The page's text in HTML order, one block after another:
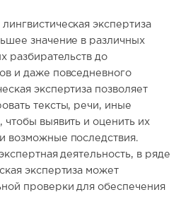
экспертиза
значение в различных
разбирательств до
и даже повседневного
экспертиза позволяет
тексты, речи, иные
выявить и оценить их
возможные последствия.
деятельность, в ряде
экспертиза может
проверки для обеспечения